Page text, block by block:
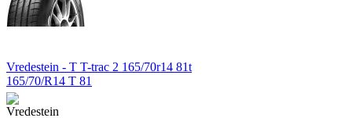
Vredestein - T T-trac 2 165/70r14 81t
165/70/R14 T 81